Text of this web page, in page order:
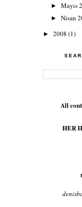
► Mayıs
► Nisan
► 2008 (1)
All
HER